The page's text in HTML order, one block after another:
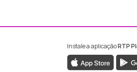
da RTP Madeira
da RTP
Instale a aplicaçãoRTP